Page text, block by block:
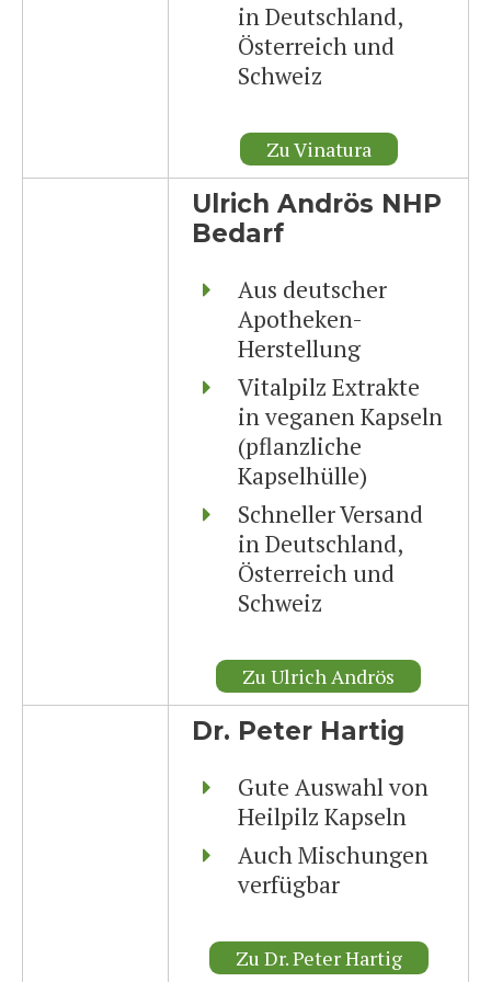
in Deutschland,
Österreich und
Schweiz
Zu Vinatura
Ulrich Andrös NHP
Bedarf
Aus deutscher
Apotheken-
Herstellung
Vitalpilz Extrakte
in veganen Kapseln
(pflanzliche
Kapselhülle)
Schneller Versand
in Deutschland,
Österreich und
Schweiz
Zu Ulrich Andrös
Dr. Peter Hartig
Gute Auswahl von
Heilpilz Kapseln
Auch Mischungen
verfügbar
Zu Dr. Peter Hartig